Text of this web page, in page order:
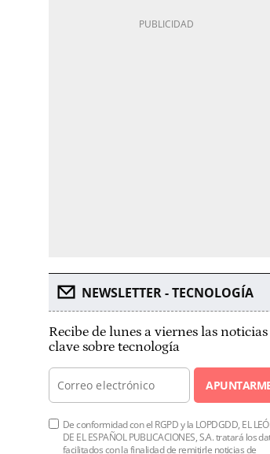
NEWSLETTER - TECNOLOGÍA
Recibe de lunes a viernes las noticias
clave sobre tecnología
De conformidad con el RGPD y la LOPDGDD, EL
DE EL ESPAÑOL PUBLICACIONES, S.A. tratará los
facilitados con la finalidad de remitirle noticias de